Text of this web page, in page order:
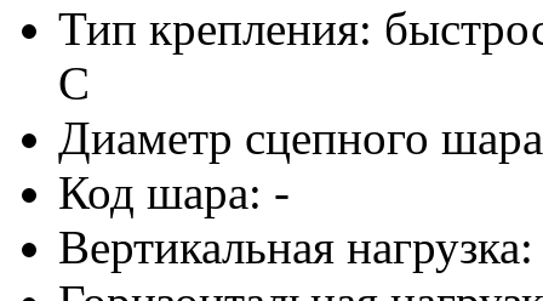
Тип крепления:
C
Диаметр сцепного
Код шара: -
Вертикальная